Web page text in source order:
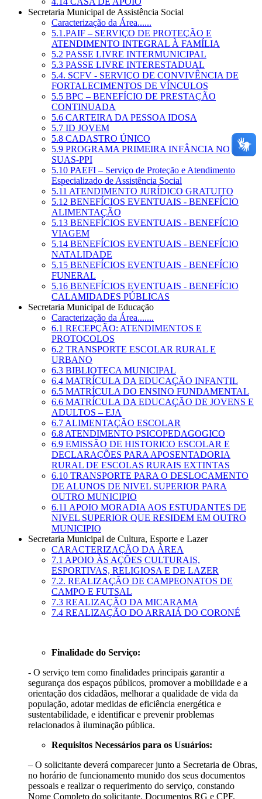
Secretaria Municipal de Assistência Social
Caracterização da Área......
5.1.PAIF – SERVIÇO DE PROTEÇÃO E
ATENDIMENTO INTEGRAL À FAMÍLIA
5.2 PASSE LIVRE INTERMUNICIPAL
5.3 PASSE LIVRE INTERESTADUAL
5.4. SCFV - SERVIÇO DE CONVIVÊNCIA DE
FORTALECIMENTOS DE VÍNCULOS
5.5 BPC – BENEFÍCIO DE PRESTAÇÃO
CONTINUADA
5.6 CARTEIRA DA PESSOA IDOSA
5.7 ID JOVEM
5.8 CADASTRO ÚNICO
5.9 PROGRAMA PRIMEIRA INFÂNCIA NO
SUAS-PPI
5.10 PAEFI – Serviço de Proteção e Atendimento
Especializado de Assistência Social
5.11 ATENDIMENTO JURÍDICO GRATUITO
5.12 BENEFÍCIOS EVENTUAIS - BENEFÍCIO
ALIMENTAÇÃO
5.13 BENEFÍCIOS EVENTUAIS - BENEFÍCIO
VIAGEM
5.14 BENEFÍCIOS EVENTUAIS - BENEFÍCIO
NATALIDADE
5.15 BENEFÍCIOS EVENTUAIS - BENEFÍCIO
FUNERAL
5.16 BENEFÍCIOS EVENTUAIS - BENEFÍCIO
CALAMIDADES PÚBLICAS
Secretaria Municipal de Educação
Caracterização da Área.......
6.1 RECEPÇÃO: ATENDIMENTOS E
PROTOCOLOS
6.2 TRANSPORTE ESCOLAR RURAL E
URBANO
6.3 BIBLIOTECA MUNICIPAL
6.4 MATRÍCULA DA EDUCAÇÃO INFANTIL
6.5 MATRÍCULA DO ENSINO FUNDAMENTAL
6.6 MATRÍCULA DA EDUCAÇÃO DE JOVENS E
ADULTOS – EJA
6.7 ALIMENTAÇÃO ESCOLAR
6.8 ATENDIMENTO PSICOPEDAGOGICO
6.9 EMISSÃO DE HISTORICO ESCOLAR E
DECLARAÇÕES PARA APOSENTADORIA
RURAL DE ESCOLAS RURAIS EXTINTAS
6.10 TRANSPORTE PARA O DESLOCAMENTO
DE ALUNOS DE NIVEL SUPERIOR PARA
OUTRO MUNICIPIO
6.11 APOIO MORADIA AOS ESTUDANTES DE
NIVEL SUPERIOR QUE RESIDEM EM OUTRO
MUNICIPIO
Secretaria Municipal de Cultura, Esporte e Lazer
CARACTERIZAÇÃO DA ÁREA
7.1 APOIO ÀS AÇÕES CULTURAIS,
ESPORTIVAS, RELIGIOSA E DE LAZER
7.2. REALIZAÇÃO DE CAMPEONATOS DE
CAMPO E FUTSAL
7.3 REALIZAÇÃO DA MICARAMA
7.4 REALIZAÇÃO DO ARRAIÁ DO CORONÉ
Finalidade do Serviço:
- O serviço tem como finalidades principais garantir a
segurança dos espaços públicos, promover a mobilidade e a
orientação dos cidadãos, melhorar a qualidade de vida da
população, adotar medidas de eficiência energética e
sustentabilidade, e identificar e prevenir problemas
relacionados à iluminação pública.
Requisitos Necessários para os Usuários:
– O solicitante deverá comparecer junto a Secretaria de Obras,
no horário de funcionamento munido dos seus documentos
pessoais e realizar o requerimento do serviço, constando
Nome Completo do solicitante, Documentos RG e CPF,